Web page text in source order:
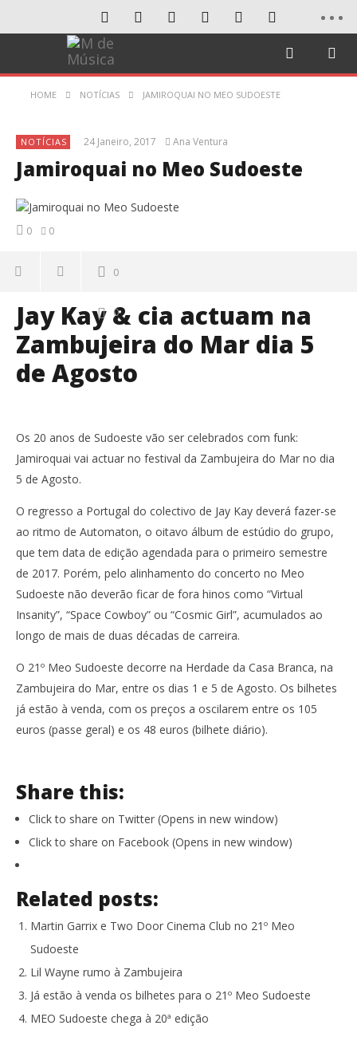
HOME NOTÍCIAS JAMIROQUAI NO MEO SUDOESTE
NOTÍCIAS 24 Janeiro, 2017 Ana Ventura
Jamiroquai no Meo Sudoeste
0 0
0
0
Jay Kay & cia actuam na
Zambujeira do Mar dia 5
de Agosto
Os 20 anos de Sudoeste vão ser celebrados com funk:
Jamiroquai vai actuar no festival da Zambujeira do Mar no dia
5 de Agosto.
O regresso a Portugal do colectivo de Jay Kay deverá fazer-se
ao ritmo de Automaton, o oitavo álbum de estúdio do grupo,
que tem data de edição agendada para o primeiro semestre
de 2017. Porém, pelo alinhamento do concerto no Meo
Sudoeste não deverão ficar de fora hinos como “Virtual
Insanity”, “Space Cowboy” ou “Cosmic Girl”, acumulados ao
longo de mais de duas décadas de carreira.
O 21º Meo Sudoeste decorre na Herdade da Casa Branca, na
Zambujeira do Mar, entre os dias 1 e 5 de Agosto. Os bilhetes
já estão à venda, com os preços a oscilarem entre os 105
euros (passe geral) e os 48 euros (bilhete diário).
Share this:
Click to share on Twitter (Opens in new window)
Click to share on Facebook (Opens in new window)
Related posts:
Martin Garrix e Two Door Cinema Club no 21º Meo
Sudoeste
Lil Wayne rumo à Zambujeira
Já estão à venda os bilhetes para o 21º Meo Sudoeste
MEO Sudoeste chega à 20ª edição